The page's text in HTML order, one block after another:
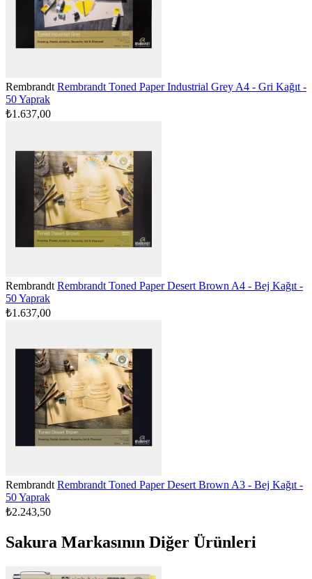
Rembrandt Rembrandt Toned Paper Industrial Grey A4 - Gri Kağıt -
50 Yaprak
₺1.637,00
Rembrandt Rembrandt Toned Paper Desert Brown A4 - Bej Kağıt -
50 Yaprak
₺1.637,00
Rembrandt Rembrandt Toned Paper Desert Brown A3 - Bej Kağıt -
50 Yaprak
₺2.243,50
Sakura Markasının Diğer Ürünleri